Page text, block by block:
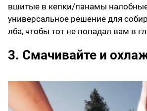
вшитые в кепки/панамы
универсальное решение для
лба, чтобы тот не попадал вам в
3. Смачивайте и